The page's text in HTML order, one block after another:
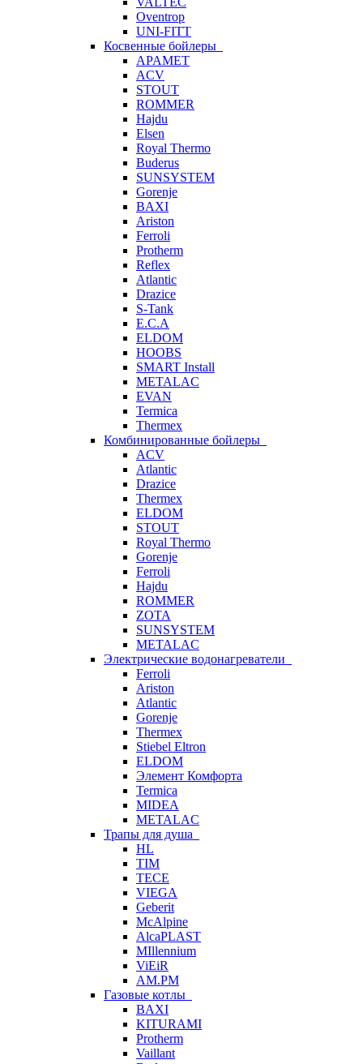
Oventrop
UNI-FITT
Косвенные бойлеры
APAMET
ACV
STOUT
ROMMER
Hajdu
Elsen
Royal Thermo
Buderus
SUNSYSTEM
Gorenje
BAXI
Ariston
Ferroli
Protherm
Reflex
Atlantic
Drazice
S-Tank
E.C.A
ELDOM
HOOBS
SMART Install
METALAC
EVAN
Termica
Thermex
Комбинированные бойлеры
ACV
Atlantic
Drazice
Thermex
ELDOM
STOUT
Royal Thermo
Gorenje
Ferroli
Hajdu
ROMMER
ZOTA
SUNSYSTEM
METALAC
Электрические водонагреватели
Ferroli
Ariston
Atlantic
Gorenje
Thermex
Stiebel Eltron
ELDOM
Элемент Комфорта
Termica
MIDEA
METALAC
Трапы для душа
HL
TIM
TECE
VIEGA
Geberit
McAlpine
AlcaPLAST
MIllennium
ViEiR
AM.PM
Газовые котлы
BAXI
KITURAMI
Protherm
Vaillant